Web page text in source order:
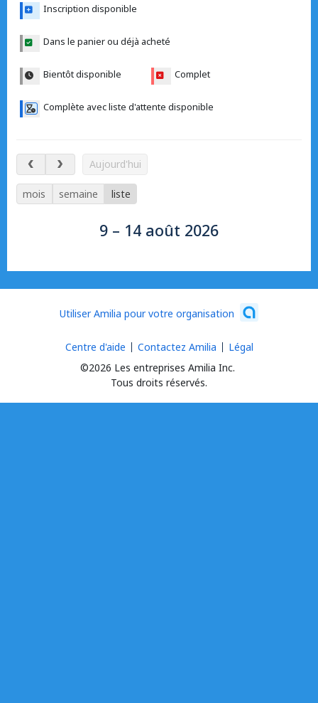
Inscription disponible
Dans le panier ou déjà acheté
Bientôt disponible Complet
Complète avec liste d'attente disponible
9 – 14 août 2026
Aujourd'hui
mois semaine liste
9 – 14 août 2026
Utiliser Amilia pour votre organisation
©2026 Les entreprises Amilia Inc.
Tous droits réservés.
Centre d'aide Contactez Amilia Légal